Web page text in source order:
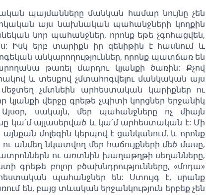
պայմանները մանկան համար նույնը չեն
այս նախնական պահանջների կողքին
նոր պահանջներ, որոնք եթե չգոհացվեն,
Իսկ երբ տարիքն իր զենիթին է հասնում և
անկարողություններ, որոնք պատճառ են
թառել մարդու կյանքի ծառին: Քչով
և տեսքով չմտահոգվելու մանկական այս
չմտնեին արհեստական կարիքներ ու
վերջը գրեթե չպիտի կորցներ երջանիկ
Այսօր, սակայն, մեր պահանջները ոչ միայն
կա՛մ այլասերված և կա՛մ արհեստական է: Մի
այնքան մոլեգին կերպով է ցանկանում, և որոնք
անմեղ նկատվող մեր հաճույքների մեծ մասը,
ու առտնին խաղաթղթի սեղանները,
գրեթե բոլոր բծախնդրությունները, «մոդա»
պահանջներ են: Ստույգ է, սրանք
են, բայց տևական երջանկություն երբեք չեն